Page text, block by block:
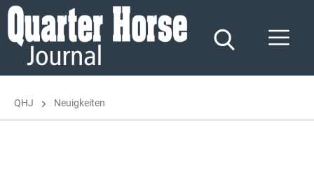
Quarter
Horse
Journal
QHJ Neuigkeiten